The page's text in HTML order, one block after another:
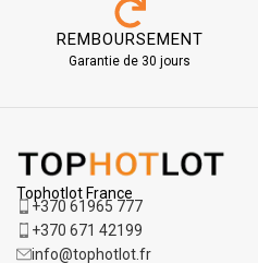
REMBOURSEMENT
Garantie de 30 jours
Tophotlot France
+370 61965 777
+370 671 42199
info@tophotlot.fr